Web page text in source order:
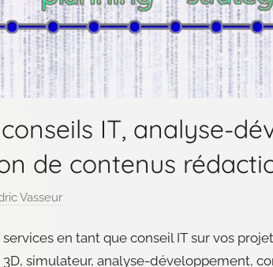
IT, analyse-
de contenus
Vasseur
en tant que conseil IT sur vos
simulateur, analyse-développement,